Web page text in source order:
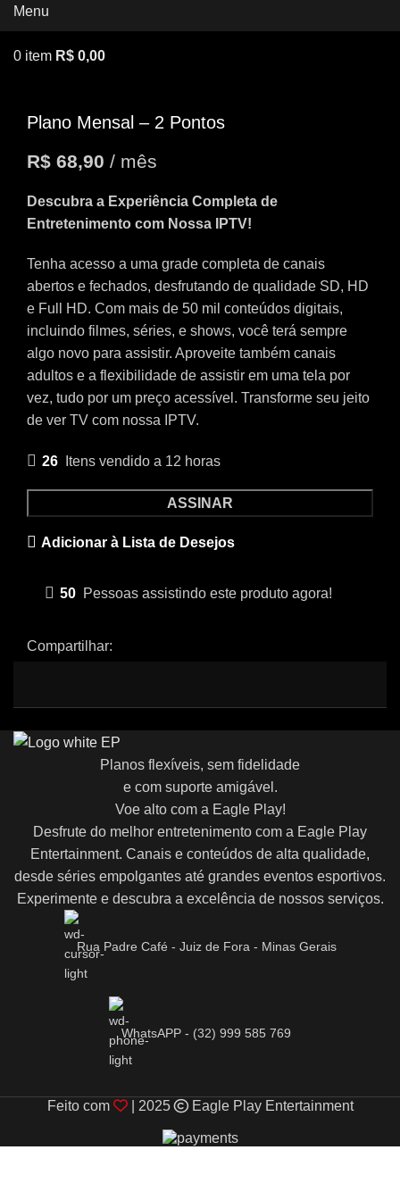
Menu
0 item R$ 0,00
Plano Mensal – 2 Pontos
R$ 68,90 / mês
Descubra a Experiência Completa de
Entretenimento com Nossa IPTV!
Tenha acesso a uma grade completa de canais
abertos e fechados, desfrutando de qualidade SD, HD
e Full HD. Com mais de 50 mil conteúdos digitais,
incluindo filmes, séries, e shows, você terá sempre
algo novo para assistir. Aproveite também canais
adultos e a flexibilidade de assistir em uma tela por
vez, tudo por um preço acessível. Transforme seu jeito
de ver TV com nossa IPTV.
26 Itens vendido a 12 horas
ASSINAR
Adicionar à Lista de Desejos
50 Pessoas assistindo este produto agora!
Compartilhar:
Planos flexíveis, sem fidelidade
e com suporte amigável.
Voe alto com a Eagle Play!
Desfrute do melhor entretenimento com a Eagle Play
Entertainment. Canais e conteúdos de alta qualidade,
desde séries empolgantes até grandes eventos esportivos.
Experimente e descubra a excelência de nossos serviços.
Rua Padre Café - Juiz de Fora - Minas Gerais
WhatsAPP - (32) 999 585 769
Feito com | 2025 Eagle Play Entertainment